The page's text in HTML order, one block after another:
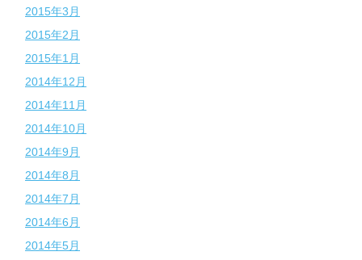
2015年3月
2015年2月
2015年1月
2014年12月
2014年11月
2014年10月
2014年9月
2014年8月
2014年7月
2014年6月
2014年5月